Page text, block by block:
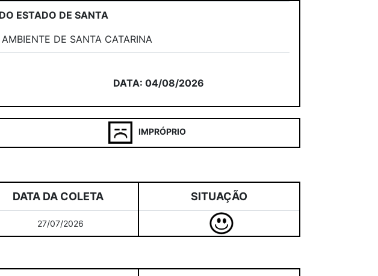
ESTADO DE SANTA
DE SANTA CATARINA
DATA: 04/08/2026
IMPRÓPRIO
DATA DA COLETA SITUAÇÃO
27/07/2026